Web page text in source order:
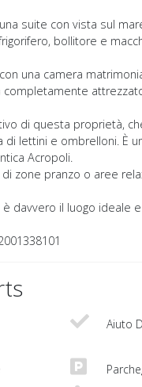
suite con vista sul
bollitore e
una camera
completamente
di questa proprietà,
lettini e ombrelloni. È
Acropoli.
zone pranzo o aree
è davvero il luogo
Aiuto